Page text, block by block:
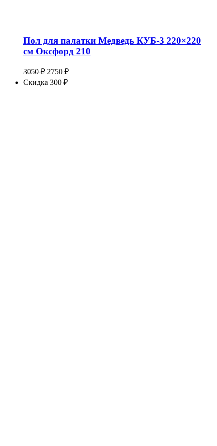
Пол для палатки Медведь КУБ-3 220×220
см Оксфорд 210
3050₽ Первоначальная
цена
составляла
2750 ₽Текущая
Скидка 300 ₽